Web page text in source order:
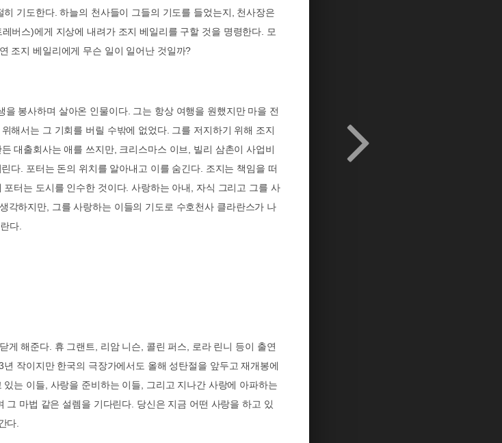
히 기도한다.하늘의 천사들이 그들의 기도를 들었는지, 천사장은
레버스)에게 지상에 내려가 조지 베일리를 구할 것을 명령한다. 모
조지 베일리에게 무슨 일이 일어난 것일까?
을 봉사하며 살아온 인물이다. 그는 항상 여행을 원했지만 마을 전
해서는 그 기회를 버릴 수밖에 없었다. 그를 저지하기 위해 조지
대출회사는 애를 쓰지만, 크리스마스 이브, 빌리 삼촌이 사업비
다. 포터는 돈의 위치를 알아내고 이를 숨긴다. 조지는 책임을 떠
포터는 도시를 인수한 것이다.사랑하는 아내, 자식 그리고 그를 사
각하지만, 그를 사랑하는 이들의 기도로 수호천사 클라란스가 나
다.
게 해준다. 휴 그랜트, 리암 니슨, 콜린 퍼스, 로라 린니 등이 출연
년 작이지만 한국의 극장가에서도 올해 성탄절을 앞두고 재개봉에
있는 이들, 사랑을 준비하는 이들, 그리고 지나간 사랑에 아파하는
그 마법 같은 설렘을 기다린다. 당신은 지금 어떤 사랑을 하고 있
다.